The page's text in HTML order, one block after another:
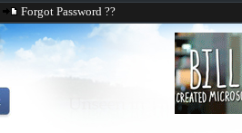
Forgot Password ??